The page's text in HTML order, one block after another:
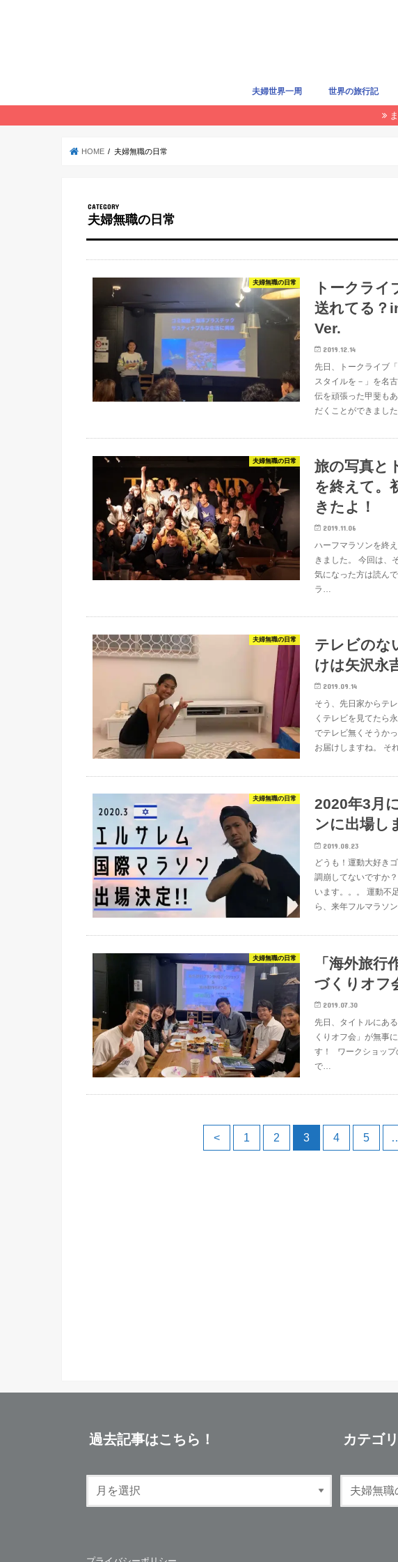
夫婦世界一周 世界の旅行記
HOME 夫婦無職の日常
夫婦無職の日常
夫婦無職の日常
トークラ
送れてる？
Ver.
2019.12.14
先日、トークライブ
スタイルを－」を名
伝を頑張った甲斐も
だくことができまし
夫婦無職の日常
旅の写真と
を終えて。
きたよ！
2019.11.06
ハーフマラソンを終
きました。 今回は、
気になった方は読ん
ラ…
夫婦無職の日常
テレビのな
けは矢沢永
2019.09.14
そう、先日家からテ
くテレビを見てたら
でテレビ無くそうか
お届けしますね。 そ
夫婦無職の日常
2020年3月
ンに出場し
2019.08.23
どうも！運動大好き
調崩してないですか
います。。。 運動不
ら、来年フルマラソ
夫婦無職の日常
「海外旅
づくりオフ
2019.07.30
先日、タイトルにあ
くりオフ会」が無事
す！ ワークショップ
で…
< 1 2 3 4 5
過去記事はこちら！ カテゴ